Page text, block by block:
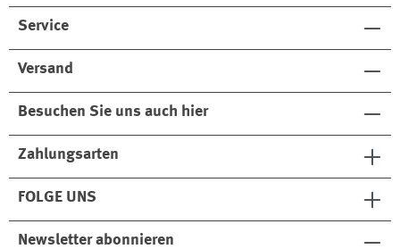
Service
Versand
Besuchen Sie uns auch hier
Zahlungsarten
FOLGE UNS
Newsletter abonnieren